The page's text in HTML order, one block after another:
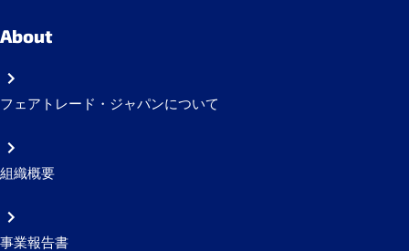
About
フェアトレード・ジャパンについて
組織概要
事業報告書